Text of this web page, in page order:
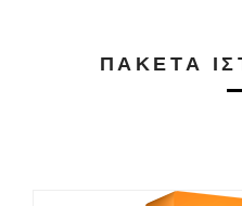
ΠΑΚΈΤΑ